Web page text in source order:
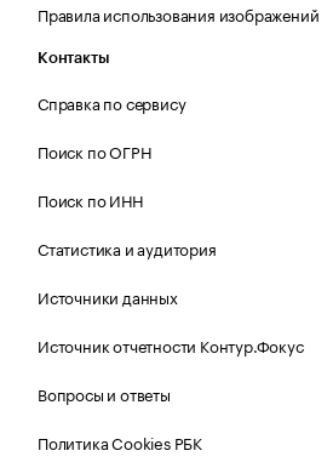
Правила использования изображений
Контакты
Справка по сервису
Поиск по ОГРН
Поиск по ИНН
Статистика и аудитория
Источники данных
Источник отчетности Контур.Фокус
Вопросы и ответы
Политика Cookies РБК